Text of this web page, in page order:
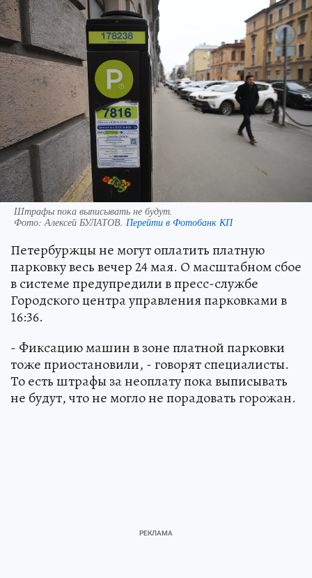
Штрафы пока выписывать не будут.
Фото:Алексей БУЛАТОВ. Перейти в Фотобанк КП
Петербуржцы не могут оплатить платную
парковку весь вечер 24 мая. О масштабном сбое
в системе предупредили в пресс-службе
Городского центра управления парковками в
16:36.
- Фиксацию машин в зоне платной парковки
тоже приостановили, - говорят специалисты.
То есть штрафы за неоплату пока выписывать
не будут, что не могло не порадовать горожан.